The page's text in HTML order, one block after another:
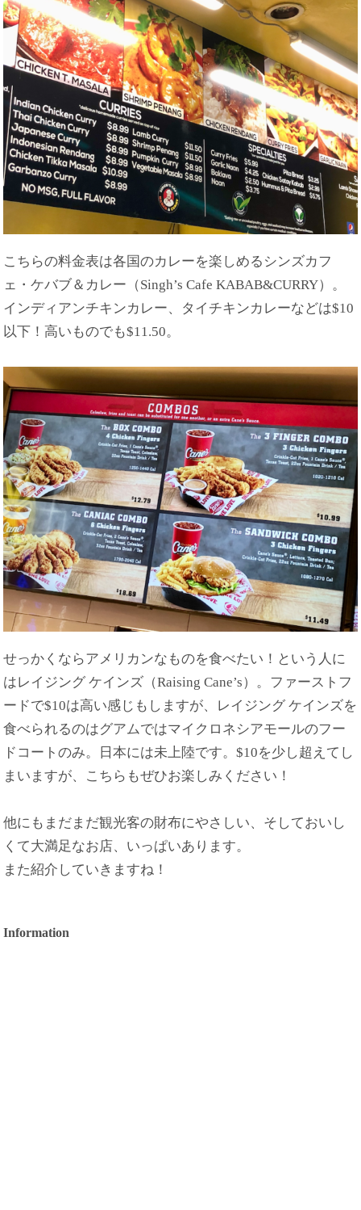
こちらの料金表は各国のカレーを楽しめるシンズカフ
ェ・ケバブ＆カレー（Singh’s Cafe KABAB&CURRY）。
インディアンチキンカレー、タイチキンカレーなどは$10
以下！高いものでも$11.50。
せっかくならアメリカンなものを食べたい！という人に
はレイジング ケインズ（Raising Cane’s）。ファーストフ
ードで$10は高い感じもしますが、レイジング ケインズを
食べられるのはグアムではマイクロネシアモールのフー
ドコートのみ。日本には未上陸です。$10を少し超えてし
まいますが、こちらもぜひお楽しみください！
他にもまだまだ観光客の財布にやさしい、そしておいし
くて大満足なお店、いっぱいあります。
また紹介していきますね！
Information